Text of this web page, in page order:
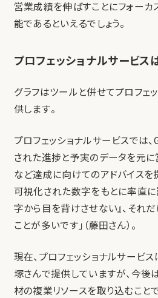
営業成績を伸ばすことにフォーカ
能であるといえるでしょう。
プロフェッショナルサービス
グラフはツールと併せてプロフェ
供します。
プロフェッショナルサービスでは
された進捗と予実のデータを元
など達成に向けてのアドバイスを
可視化された数字をもとに率直に
字から目を背けさせない』、それ
ことが多いです」（藤田さん）。
現在、プロフェッショナルサービ
塚さんで提供していますが、今
材の複業リソースを取り込むこと